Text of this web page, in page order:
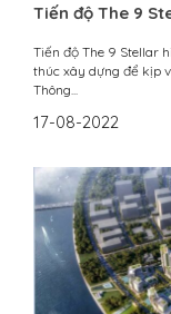
Tiến độ The 9
Tiến độ The 9 Stellar
thúc xây dựng để kịp
Thông...
17-08-2022